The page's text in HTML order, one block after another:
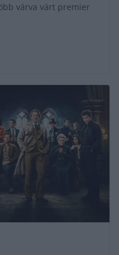
várva várt premier